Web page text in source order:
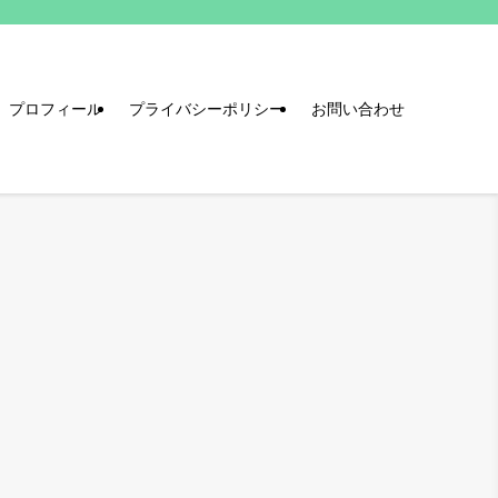
プロフィール プライバシーポリシー お問い合わせ